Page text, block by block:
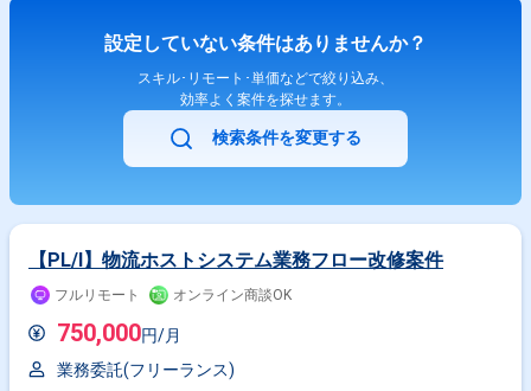
設定していない条件はありませんか？
スキル･リモート･単価などで絞り込み、
効率よく案件を探せます。
検索条件を変更する
【PL/I】物流ホストシステム業務フロー改修案件
フルリモート オンライン商談OK
750,000円/月
業務委託(フリーランス)